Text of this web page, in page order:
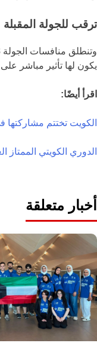
ترقب للجولة المقبلة
يكون لها تأثير مباشر
اقرأ أيضًا:
الكويت تختتم مشاركتها في
الدوري الكويتي الممتاز
أخبار متعلقة